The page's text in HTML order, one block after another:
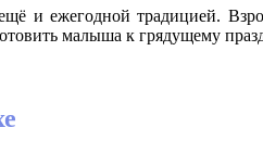
ещё и ежегодной традицией.
малыша к грядущему